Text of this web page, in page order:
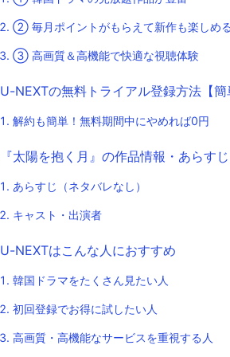
② 毎月ポイントがもらえて新作も楽しめる
③ 高画質＆高機能で快適な視聴体験
U-NEXTの無料トライアル登録方法【簡
解約も簡単！無料期間中にやめれば0円
『太陽を抱く月』の作品情報・あらすじ
あらすじ（ネタバレなし）
キャスト・出演者
U-NEXTはこんな人におすすめ
韓国ドラマをたくさん見たい人
初回登録でお得に試したい人
高画質・高機能なサービスを重視する人